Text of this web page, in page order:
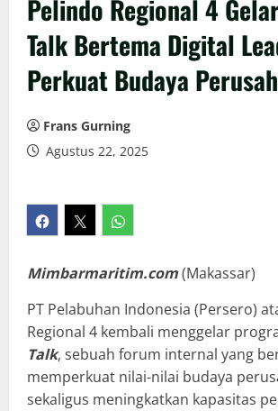
Pelindo Regional 4
Talk Bertema Digital
Perkuat Budaya
Frans Gurning
Agustus 22, 2025
Mimbarmaritim.com(Makassar)
PT Pelabuhan Indonesia (Persero)
Regional 4 kembali menggelar
Talk, sebuah forum internal yang
memperkuat nilai-nilai budaya
sekaligus meningkatkan kapasitas